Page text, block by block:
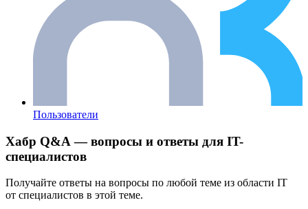
Пользователи
Хабр Q&A — вопросы и ответы для IT-
специалистов
Получайте ответы на вопросы по любой теме из области IT
от специалистов в этой теме.